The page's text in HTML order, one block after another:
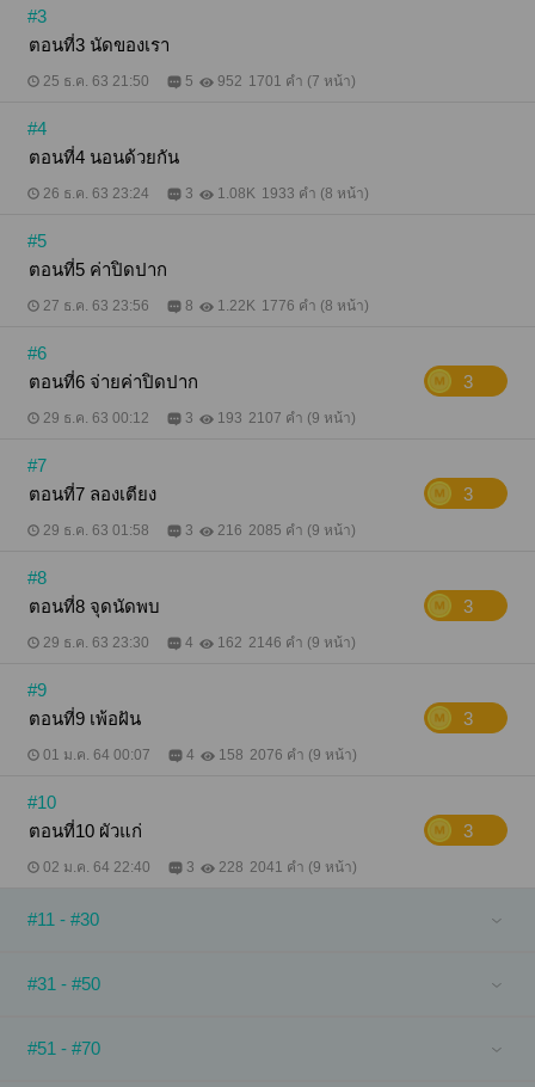
#3
ตอนที่3 นัดของเรา
25 ธ.ค. 63 21:50 5 952 1701 คำ (7 หน้า)
#4
ตอนที่4 นอนด้วยกัน
26 ธ.ค. 63 23:24 3 1.08K 1933 คำ (8 หน้า)
#5
ตอนที่5 ค่าปิดปาก
27 ธ.ค. 63 23:56 8 1.22K 1776 คำ (8 หน้า)
#6
ตอนที่6 จ่ายค่าปิดปาก
3
29 ธ.ค. 63 00:12 3 193 2107 คำ (9 หน้า)
#7
ตอนที่7 ลองเตียง
3
29 ธ.ค. 63 01:58 3 216 2085 คำ (9 หน้า)
#8
ตอนที่8 จุดนัดพบ
3
29 ธ.ค. 63 23:30 4 162 2146 คำ (9 หน้า)
#9
ตอนที่9 เพ้อฝัน
3
01 ม.ค. 64 00:07 4 158 2076 คำ (9 หน้า)
#10
ตอนที่10 ผัวแก่
3
02 ม.ค. 64 22:40 3 228 2041 คำ (9 หน้า)
#11 - #30
#31 - #50
#51 - #70